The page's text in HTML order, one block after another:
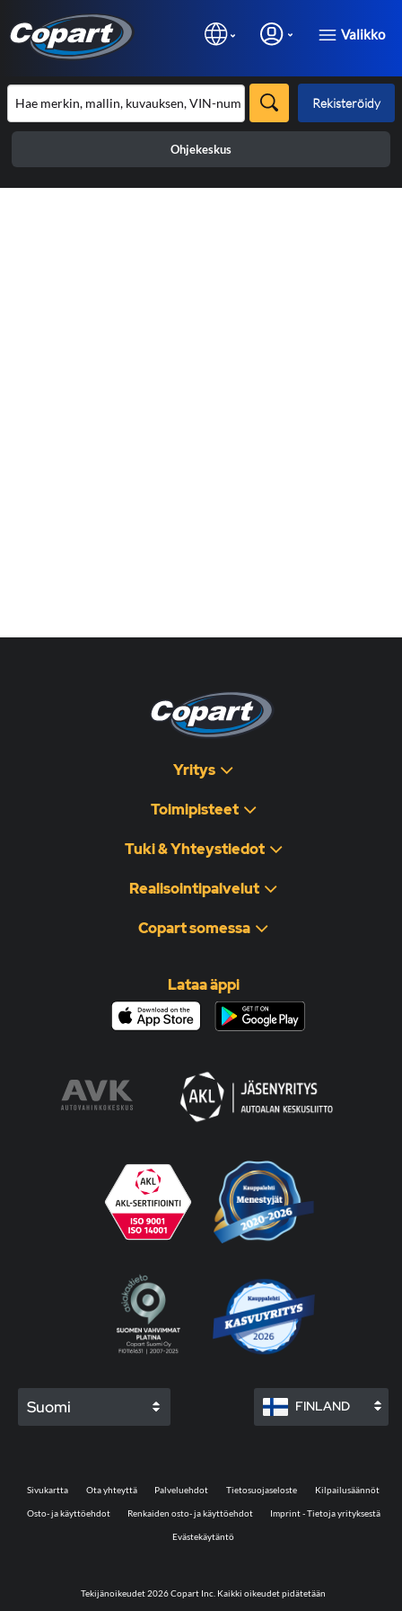
Valikko
Rekisteröidy
Ohjekeskus
Yritys
Toimipisteet
Tuki & Yhteystiedot
Realisointipalvelut
Copart somessa
Lataa äppi
Suomi FINLAND
Tekijänoikeudet 2026 Copart Inc. Kaikki oikeudet pidätetään
Sivukartta Ota yhteyttä Palveluehdot Tietosuojaseloste Kilpailusäännöt
Osto- ja käyttöehdot Renkaiden osto- ja käyttöehdot Imprint - Tietoja yrityksestä
Evästekäytäntö